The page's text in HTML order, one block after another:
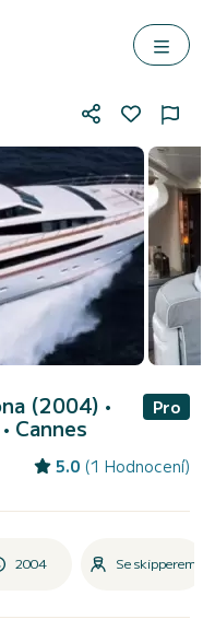
(2004) •
Cannes
Pro
5.0 (1 Hodnocení)
2004 Se skipperem